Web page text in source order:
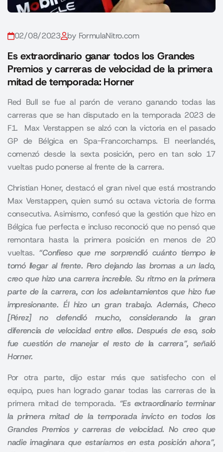
02/08/2023 by FormulaNitro.com
Es extraordinario ganar todos los Grandes
Premios y carreras de velocidad de la primera
mitad de temporada: Horner
Red Bull se fue al parón de verano ganando todas las
carreras que se han disputado en la temporada 2023 de
F1. Max Verstappen se alzó con la victoria en el pasado
GP de Bélgica en Spa-Francorchamps. El neerlandés,
comenzó desde la sexta posición, pero en tan solo 17
vueltas pudo ponerse al frente de la carrera.
Christian Honer, destacó el gran nivel que está mostrando
Max Verstappen, quien sumó su octava victoria de forma
consecutiva. Asimismo, confesó que la gestión que hizo en
Bélgica fue perfecta e incluso reconoció que no pensó que
remontara hasta la primera posición en menos de 20
vueltas. “Confieso que me sorprendió cuánto tiempo le
tomó llegar al frente. Pero dejando las bromas a un lado,
creo que hizo una carrera increíble. Su ritmo en la primera
parte de la carrera, con los adelantamientos que hizo fue
impresionante. Él hizo un gran trabajo. Además, Checo
[Pérez] no defendió mucho, considerando la gran
diferencia de velocidad entre ellos. Después de eso, solo
fue cuestión de manejar el resto de la carrera”, señaló
Horner.
Por otra parte, dijo estar más que satisfecho con el
equipo, pues han logrado ganar todas las carreras de la
primera mitad de temporada. “Es extraordinario terminar
la primera mitad de la temporada invicto en todos los
Grandes Premios y carreras de velocidad. No creo que
nadie imaginara que estaríamos en esta posición ahora”,